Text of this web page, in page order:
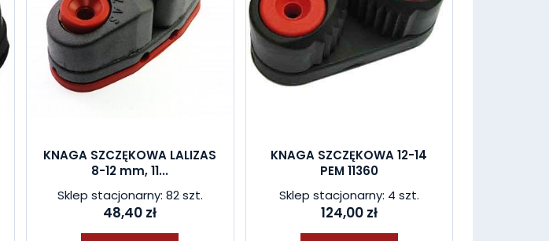
KNAGA SZCZĘKOWA LALIZAS
8-12 mm, 11...
Sklep stacjonarny: 82 szt.
48,40 zł
KNAGA SZCZĘKOWA 12-14
PEM 11360
Sklep stacjonarny: 4 szt.
124,00 zł